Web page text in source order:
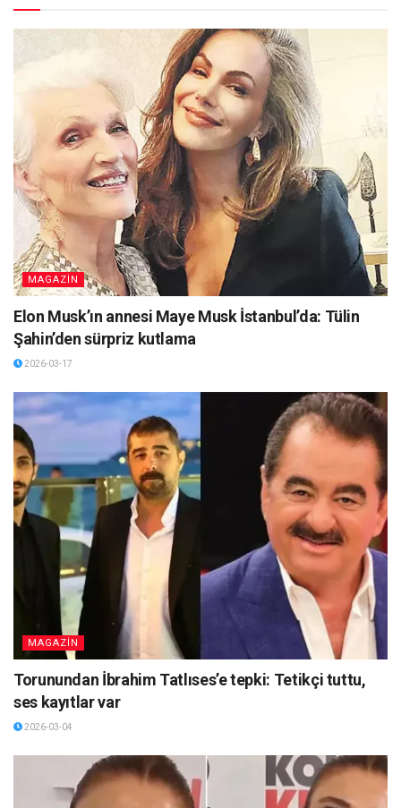
MAGAZİN
Elon Musk’ın annesi Maye Musk İstanbul’da: Tülin
Şahin’den sürpriz kutlama
2026-03-17
MAGAZİN
Torunundan İbrahim Tatlıses’e tepki: Tetikçi tuttu,
ses kayıtlar var
2026-03-04